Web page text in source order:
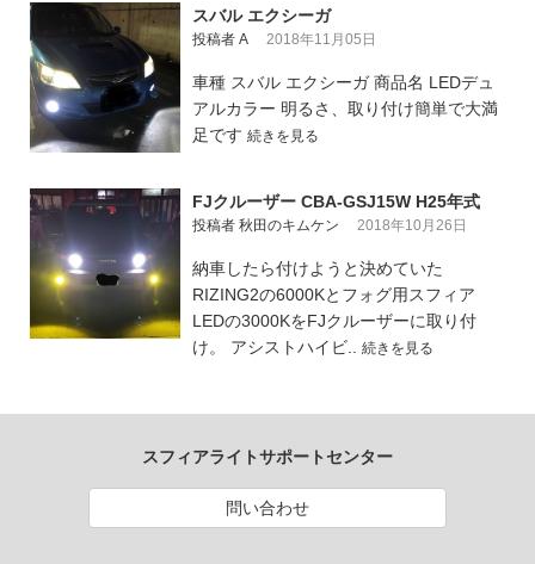
スバル エクシーガ
投稿者 A 2018年11月05日
車種 スバル エクシーガ 商品名 LEDデュ
アルカラー 明るさ、取り付け簡単で大満
足です 続きを見る
FJクルーザー CBA-GSJ15W H25年式
投稿者 秋田のキムケン 2018年10月26日
納車したら付けようと決めていた
RIZING2の6000Kとフォグ用スフィア
LEDの3000KをFJクルーザーに取り付
け。 アシストハイビ.. 続きを見る
スフィアライトサポートセンター
問い合わせ